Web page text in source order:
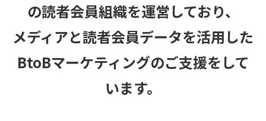
の読者会員組織を運営しており、
メディアと読者会員データを活用した
BtoBマーケティングのご支援をして
います。